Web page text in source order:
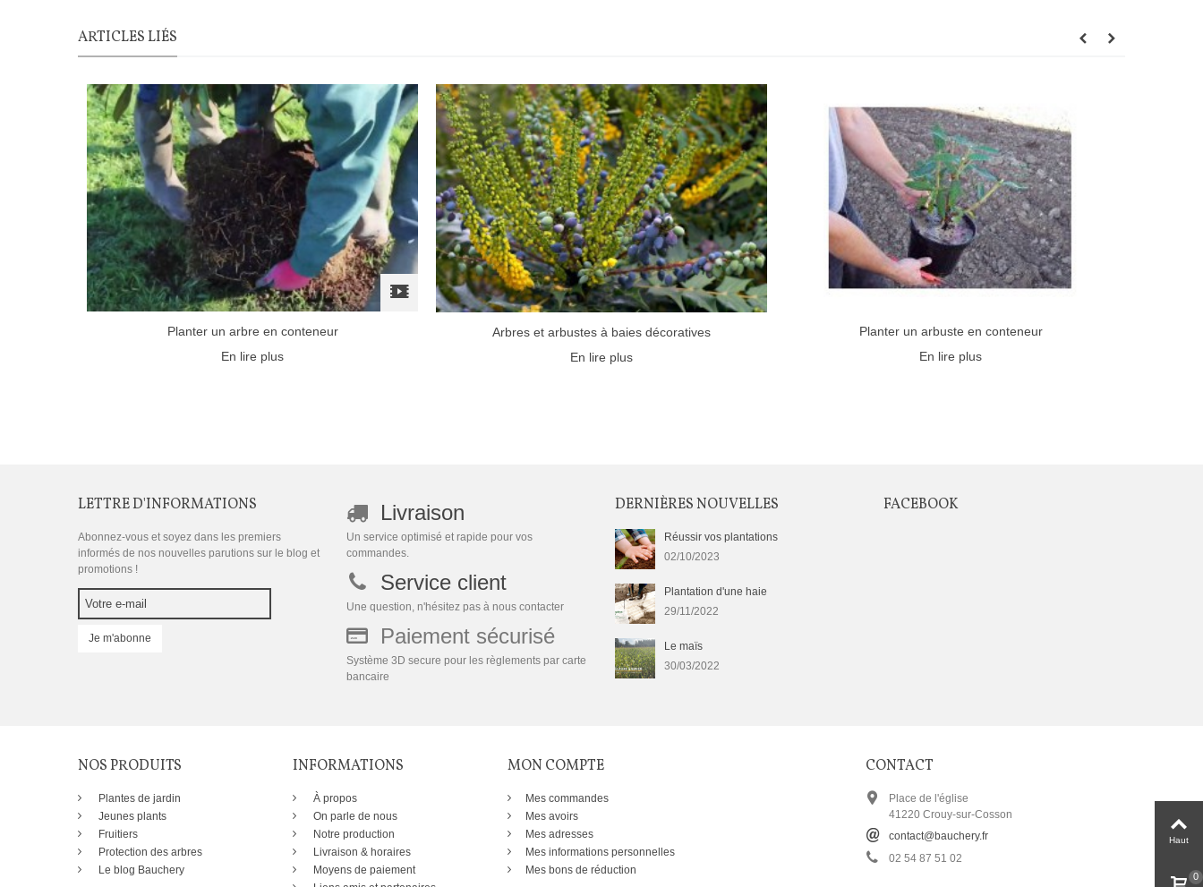
ARTICLES LIÉS
Planter un arbre en conteneur
En lire plus
Arbres et arbustes à baies décoratives
En lire plus
Planter un arbuste en conteneur
En lire plus
LETTRE D'INFORMATIONS
Abonnez-vous et soyez dans les premiers
informés de nos nouvelles parutions sur le blog et
promotions !
Je m'abonne
Livraison
Un service optimisé et rapide pour vos
commandes.
Service client
Une question, n'hésitez pas à nous contacter
Paiement sécurisé
Système 3D secure pour les règlements par carte
bancaire
DERNIÈRES NOUVELLES
Réussir vos plantations
02/10/2023
Plantation d'une haie
29/11/2022
Le maïs
30/03/2022
FACEBOOK
NOS PRODUITS
Plantes de jardin
Jeunes plants
Fruitiers
Protection des arbres
Le blog Bauchery
INFORMATIONS
À propos
On parle de nous
Notre production
Livraison & horaires
Moyens de paiement
MON COMPTE
Mes commandes
Mes avoirs
Mes adresses
Mes informations personnelles
Mes bons de réduction
CONTACT
Place de l'église
41220 Crouy-sur-Cosson
contact@bauchery.fr
02 54 87 51 02
Haut
0